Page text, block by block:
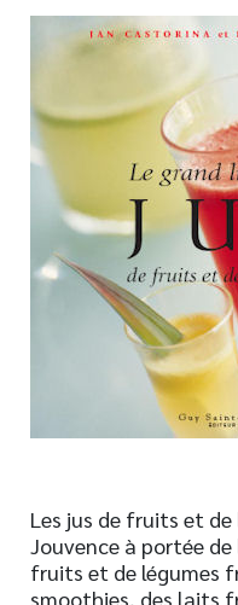
Culture générale
Témoignages
Finances
Nouveautés
Numérique
Livres audio
Meilleurs vendeurs
Page vedette
Les jus de fruits et
Jouvence à portée
fruits et de légumes
smoothies, des laits